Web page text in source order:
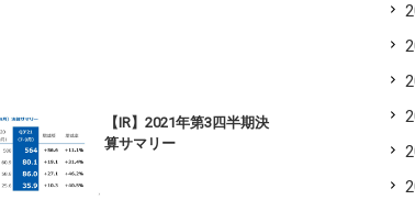
【IR】2021年第3四半期決
算サマリー